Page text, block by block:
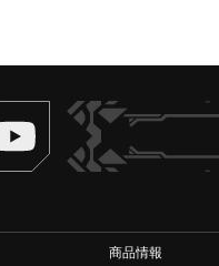
ヴァンガードch
商品情報